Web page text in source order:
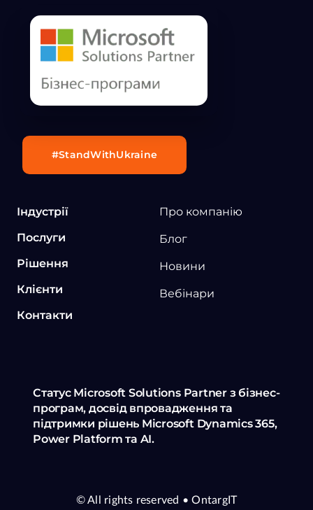
Індустрії
Послуги
Рішення
Клієнти
Контакти
Про компанію
Блог
Новини
Вебінари
Статус Microsoft Solutions Partner з бізнес-
програм, досвід впровадження та
підтримки рішень Microsoft Dynamics 365,
Power Platform та AI.
#StandWithUkraine
© All rights reserved • OntargIT